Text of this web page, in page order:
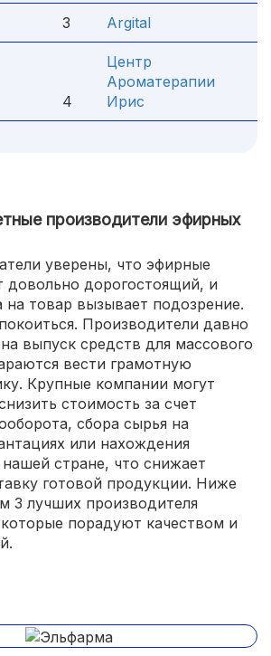
3 Argital
4
Центр
Ароматерапии
Ирис
производители эфирных
уверены, что эфирные
довольно дорогостоящий, и
товар вызывает подозрение.
Производители давно
выпуск средств для массового
вести грамотную
Крупные компании могут
стоимость за счет
сбора сырья на
или нахождения
стране, что снижает
готовой продукции. Ниже
3 лучших производителя
порадуют качеством и